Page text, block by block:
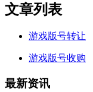
文章列表
游戏版号转让
游戏版号收购
最新资讯